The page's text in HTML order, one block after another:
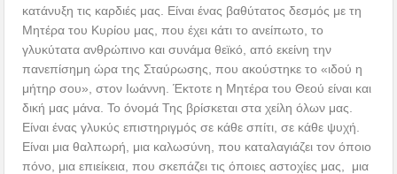
κατάνυξη τις καρδιές μας. Είναι ένας βαθύτατος δεσμός με τη
Μητέρα του Κυρίου μας, που έχει κάτι το ανείπωτο, το
γλυκύτατα ανθρώπινο και συνάμα θεϊκό, από εκείνη την
πανεπίσημη ώρα της Σταύρωσης, που ακούστηκε το «ιδού η
μήτηρ σου», στον Ιωάννη. Έκτοτε η Μητέρα του Θεού είναι και
δική μας μάνα. Το όνομά Της βρίσκεται στα χείλη όλων μας.
Είναι ένας γλυκύς επιστηριγμός σε κάθε σπίτι, σε κάθε ψυχή.
Είναι μια θαλπωρή, μια καλωσύνη, που καταλαγιάζει τον όποιο
πόνο, μια επιείκεια, που σκεπάζει τις όποιες αστοχίες μας, μια